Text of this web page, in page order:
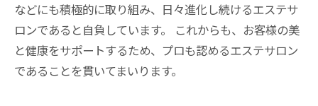
などにも積極的に取り組み、日々進化し続けるエステサ
ロンであると自負しています。 これからも、お客様の美
と健康をサポートするため、プロも認めるエステサロン
であることを貫いてまいります。